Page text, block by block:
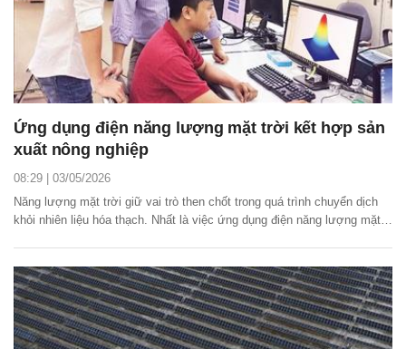
Ứng dụng điện năng lượng mặt trời kết hợp sản
xuất nông nghiệp
08:29 | 03/05/2026
Năng lượng mặt trời giữ vai trò then chốt trong quá trình chuyển dịch
khỏi nhiên liệu hóa thạch. Nhất là việc ứng dụng điện năng lượng mặt